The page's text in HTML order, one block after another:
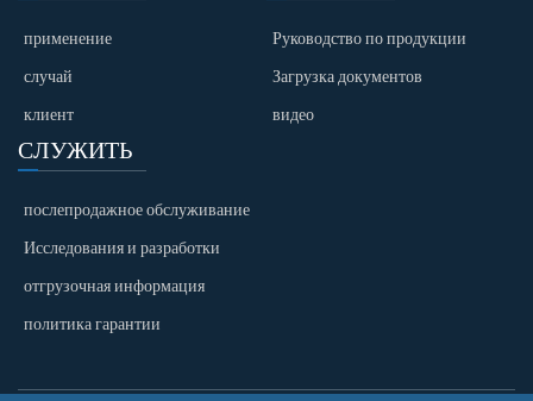
применение
случай
клиент
Руководство по продукции
Загрузка документов
видео
СЛУЖИТЬ
послепродажное обслуживание
Исследования и разработки
отгрузочная информация
политика гарантии